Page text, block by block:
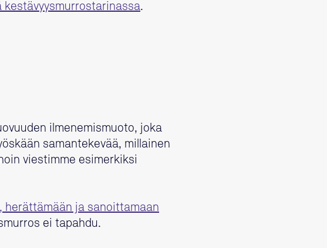
kestävyysmurrostarinassa.
ilmenemismuoto, joka
samantekevää, millainen
viestimme esimerkiksi
herättämään ja sanoittamaan
ei tapahdu.